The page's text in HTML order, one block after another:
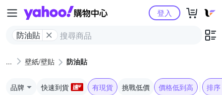
Yahoo購物中心
防油貼
登入
壁紙/壁貼 防油貼
品牌 快速到貨 有現貨 挑戰低價 價格低到高 排序